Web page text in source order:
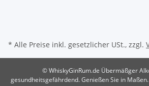
* Alle Preise inkl. gesetzlicher USt., zzgl.
© WhiskyGinRum.de Übermäßger
gesundheitsgefährdend. Genießen Sie in